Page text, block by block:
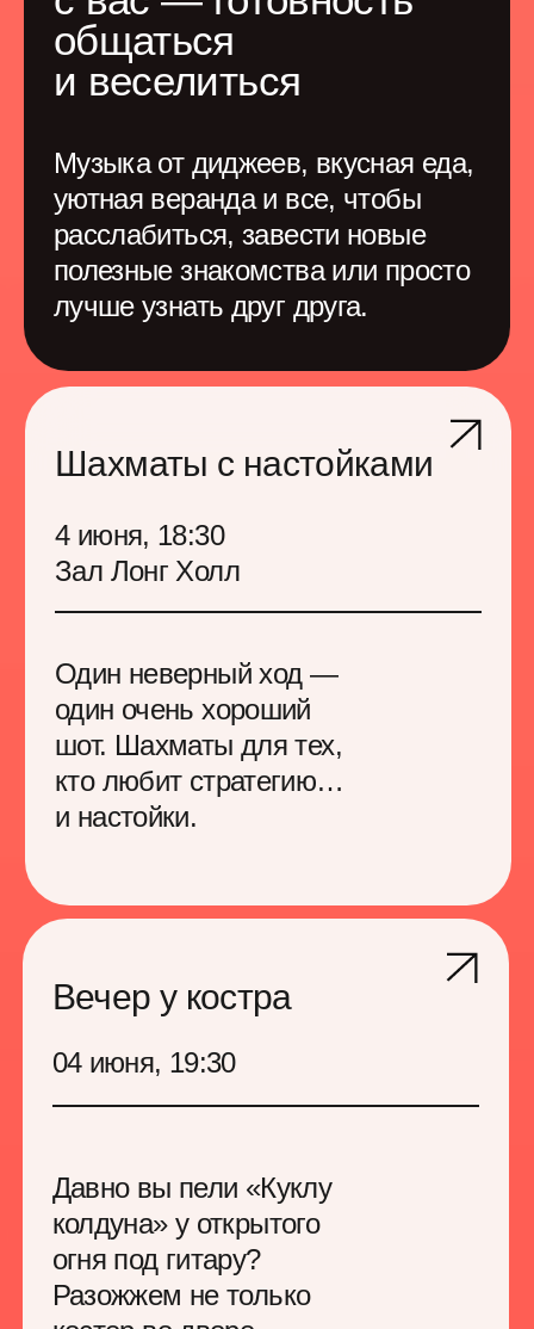
прозрачность
работа с заказчиками
управление ожиданиями
эмоциональный интеллект
лидерство в хаосе
Как расширилась
«новая норма»
руководителя: где
искать возможности,
когда стандартные
Современное лидерство